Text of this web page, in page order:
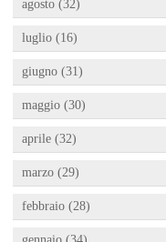
agosto (32)
luglio (16)
giugno (31)
maggio (30)
aprile (32)
marzo (29)
febbraio (28)